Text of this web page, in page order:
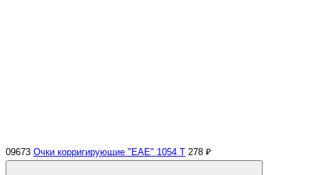
09673 Очки корригирующие "EAE" 1054 Т 278 ₽